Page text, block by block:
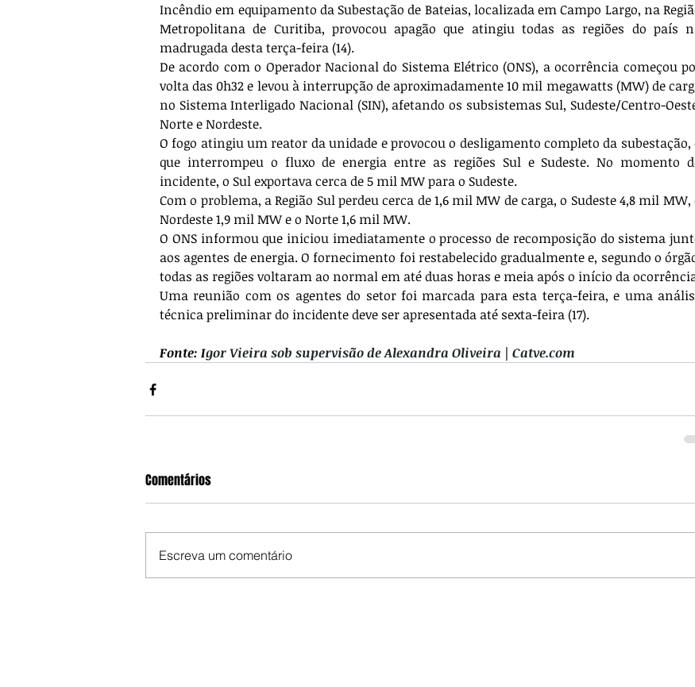
Incêndio em equipamento da Subestação de Bateias, localizada em Campo Largo, na
Metropolitana de Curitiba, provocou apagão que atingiu todas as regiões do país
madrugada desta terça-feira (14).
De acordo com o Operador Nacional do Sistema Elétrico (ONS), a ocorrência começou
volta das 0h32 e levou à interrupção de aproximadamente 10 mil megawatts (MW) de
no Sistema Interligado Nacional (SIN), afetando os subsistemas Sul, Sudeste/Centro-
Norte e Nordeste.
O fogo atingiu um reator da unidade e provocou o desligamento completo da subestação,
que interrompeu o fluxo de energia entre as regiões Sul e Sudeste. No momento
incidente, o Sul exportava cerca de 5 mil MW para o Sudeste.
Com o problema, a Região Sul perdeu cerca de 1,6 mil MW de carga, o Sudeste 4,8 mil MW,
Nordeste 1,9 mil MW e o Norte 1,6 mil MW.
O ONS informou que iniciou imediatamente o processo de recomposição do sistema
aos agentes de energia. O fornecimento foi restabelecido gradualmente e, segundo o
todas as regiões voltaram ao normal em até duas horas e meia após o início da
Uma reunião com os agentes do setor foi marcada para esta terça-feira, e uma
técnica preliminar do incidente deve ser apresentada até sexta-feira (17).
Fonte: Igor Vieira sob supervisão de Alexandra Oliveira | Catve.com
Comentários
Escreva um comentário